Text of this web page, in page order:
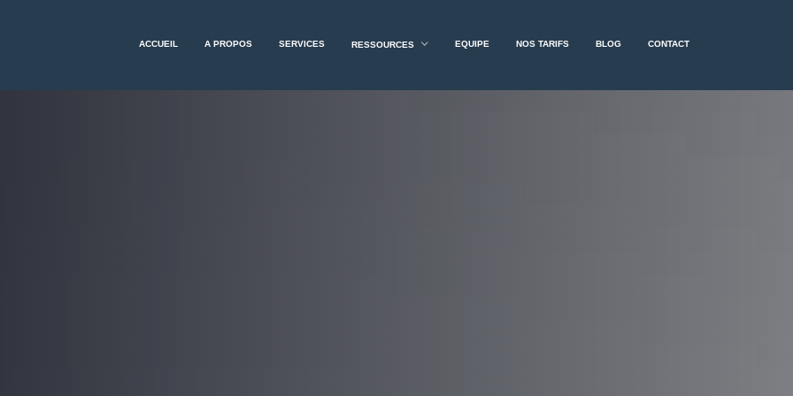
ACCUEIL A PROPOS SERVICES RESSOURCES EQUIPE NOS TARIFS BLOG CONTACT